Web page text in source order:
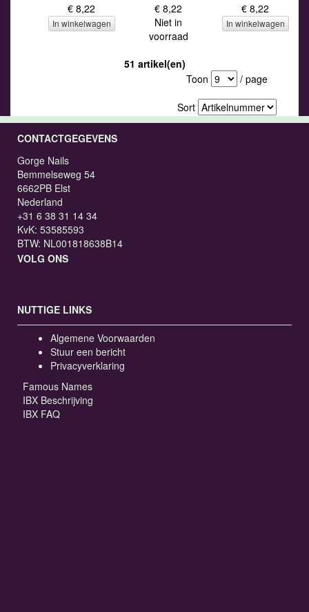
€ 8,22
In winkelwagen
€ 8,22
Niet in
voorraad
€ 8,22
In winkelwagen
51 artikel(en)
Toon
/ page
Sort
CONTACTGEGEVENS
Gorge Nails
Bemmelseweg 54
6662PB Elst
Nederland
+31 6 38 31 14 34
KvK: 53585593
BTW: NL001818638B14
VOLG ONS
NUTTIGE LINKS
Algemene Voorwaarden
Stuur een bericht
Privacyverklaring
Famous Names
IBX Beschrijving
IBX FAQ